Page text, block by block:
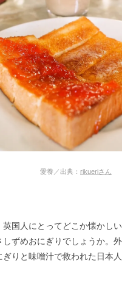
愛養／出典： rikueriさん
英国人にとってどこか懐かし
しずめおにぎりでしょうか。
ぎりと味噌汁で救われた日本